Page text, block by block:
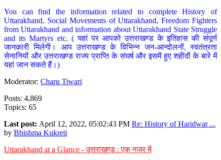
You can find the information related to complete History of
Uttarakhand, Social Movements of Uttarakhand, Freedom Fighters
from Uttarakhand and information about Uttarakhand State Struggle
and its Martyrs etc. ( यहां पर आपको उत्तराखण्ड के इतिहास की संपूर्ण
जानकारी मिलेगी। आप उत्तराखण्ड के विभिन्न जन-आन्दोलनों, स्वतंत्रता
सेनानियों और उत्तराखण्ड राज्य प्राप्ति के संघर्ष और इसमें हुए शहीदों के बारे में
यहां जान सकते हैं।)
Moderator: Charu Tiwari
Posts: 4,869
Topics: 65
Last post: April 12, 2022, 05:02:43 PM Re: History of Haridwar ...
by Bhishma Kukreti
Uttarakhand at a Glance - उत्तराखण्ड : एक नजर में